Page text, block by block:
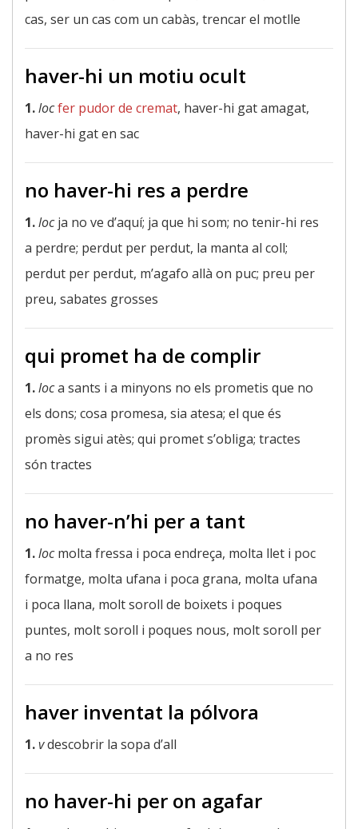
cas, ser un cas com un cabàs, trencar el motlle
haver-hi un motiu ocult
1.locfer pudor de cremat, haver-hi gat amagat,
haver-hi gat en sac
no haver-hi res a perdre
1.locja no ve d’aquí; ja que hi som; no tenir-hi res
a perdre; perdut per perdut, la manta al coll;
perdut per perdut, m’agafo allà on puc; preu per
preu, sabates grosses
qui promet ha de complir
1.loca sants i a minyons no els prometis que no
els dons; cosa promesa, sia atesa; el que és
promès sigui atès; qui promet s’obliga; tractes
són tractes
no haver-n’hi per a tant
1.locmolta fressa i poca endreça, molta llet i poc
formatge, molta ufana i poca grana, molta ufana
i poca llana, molt soroll de boixets i poques
puntes, molt soroll i poques nous, molt soroll per
a no res
haver inventat la pólvora
1.vdescobrir la sopa d’all
no haver-hi per on agafar